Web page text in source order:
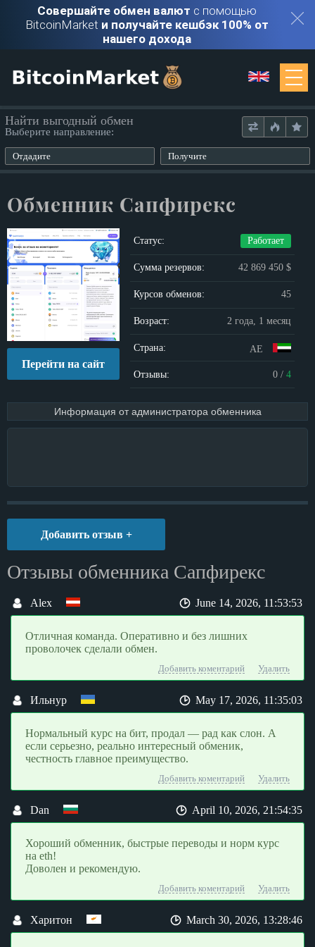
Совершайте обмен валют с помощью
BitcoinMarket и получайте кешбэк 100% от
нашего дохода
Обменники
Найти выгодный обмен
Выберите направление:
Отдадите Получите
Обменник Сапфирекс
Перейти на сайт
Статус: Работает
Сумма резервов: 42 869 450 $
Курсов обменов: 45
Возраст: 2 года, 1 месяц
Страна: AE
Отзывы: 0/ 4
Информация от администратора обменника
Добавить отзыв +
Отзывы обменника Сапфирекс
Alex June 14, 2026, 11:53:53
Отличная команда. Оперативно и без лишних
проволочек сделали обмен.
Добавить коментарий Удалить
Ильнур May 17, 2026, 11:35:03
Нормальный курс на бит, продал — рад как слон. А
если серьезно, реально интересный обменик,
честность главное преимущество.
Добавить коментарий Удалить
Dan April 10, 2026, 21:54:35
Хороший обменник, быстрые переводы и норм курс
на eth!
Доволен и рекомендую.
Добавить коментарий Удалить
Харитон March 30, 2026, 13:28:46